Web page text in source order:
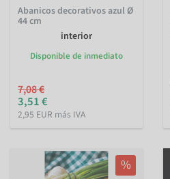
Abanicos decorativos azul Ø
44 cm
interior
Disponible de inmediato
7,08 €
3,51 €
2,95 EUR más IVA
%